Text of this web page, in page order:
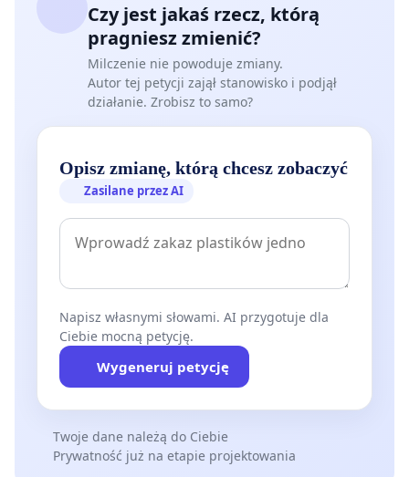
Czy jest jakaś rzecz, którą
pragniesz zmienić?
Milczenie nie powoduje zmiany.
Autor tej petycji zajął stanowisko i podjął
działanie. Zrobisz to samo?
Opisz zmianę, którą chcesz zobaczyć
Zasilane przez AI
Napisz własnymi słowami. AI przygotuje dla
Ciebie mocną petycję.
Wygeneruj petycję
Twoje dane należą do Ciebie
Prywatność już na etapie projektowania